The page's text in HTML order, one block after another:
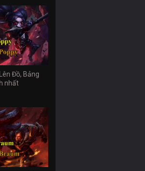
Đồ, Bảng
nhất